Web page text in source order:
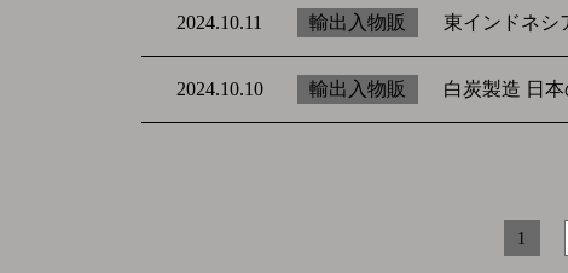
2024.10.11 輸出入物販 東インドネシ
2024.10.10 輸出入物販 白炭製造 日
1